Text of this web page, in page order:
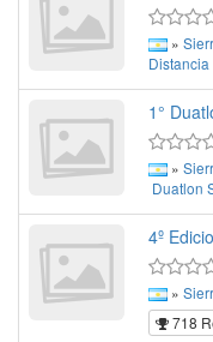
»
Distancia
1°
»
Duatlon
4º
»
718